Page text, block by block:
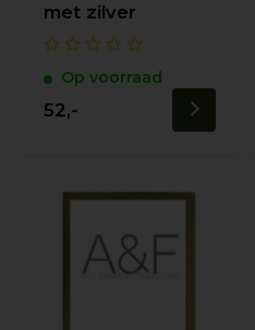
met zilver
Op voorraad
52,-